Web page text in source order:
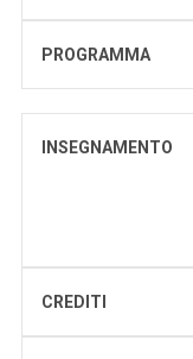
PROGRAMMA
INSEGNAMENTO
CREDITI